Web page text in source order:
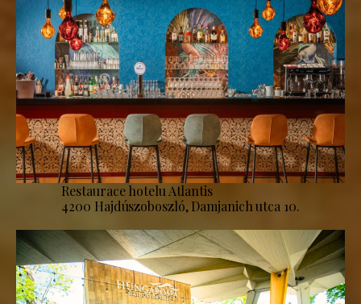
Restaurace hotelu Atlantis
4200 Hajdúszoboszló, Damjanich utca 10.